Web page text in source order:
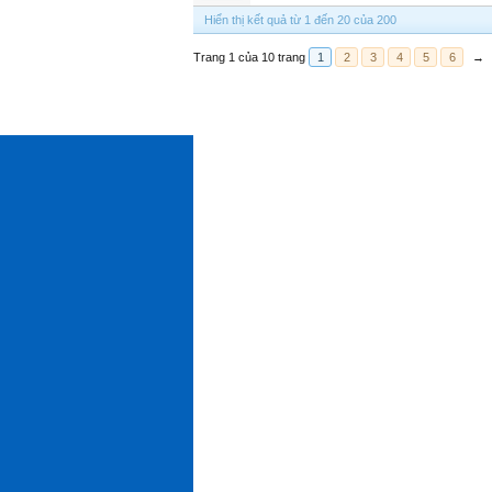
Hiển thị kết quả từ 1 đến 20 của 200
Trang 1 của 10 trang 1 2 3 4 5 6 →